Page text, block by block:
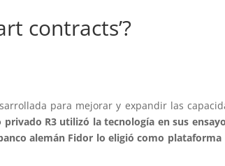
contracts’?
para mejorar y expandir las
privado R3 utilizó la tecnología en sus
alemán Fidor lo eligió como plataforma